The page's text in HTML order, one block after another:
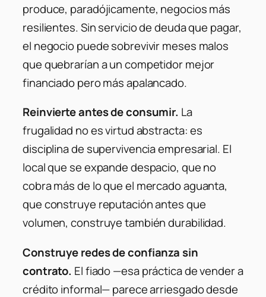
produce, paradójicamente, negocios más
resilientes. Sin servicio de deuda que pagar,
el negocio puede sobrevivir meses malos
que quebrarían a un competidor mejor
financiado pero más apalancado.
Reinvierte antes de consumir. La
frugalidad no es virtud abstracta: es
disciplina de supervivencia empresarial. El
local que se expande despacio, que no
cobra más de lo que el mercado aguanta,
que construye reputación antes que
volumen, construye también durabilidad.
Construye redes de confianza sin
contrato. El fiado —esa práctica de vender a
crédito informal— parece arriesgado desde